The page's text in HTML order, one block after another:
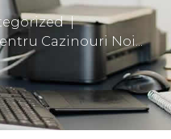
Cazinouri Noi...